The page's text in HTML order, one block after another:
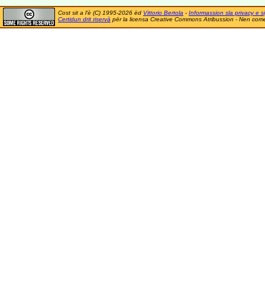
Cost sit a l'è (C) 1995-2026 ëd Vittorio Bertola - Informassion sla privacy e
Certidun drit riservà për la licensa Creative Commons Atribussion - Nen